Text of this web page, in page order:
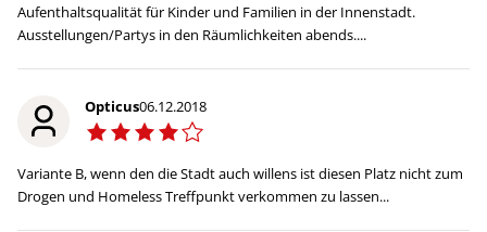
Aufenthaltsqualität für Kinder und Familien in der Innenstadt.
Ausstellungen/Partys in den Räumlichkeiten abends....
Opticus06.12.2018
Variante B, wenn den die Stadt auch willens ist diesen Platz nicht zum
Drogen und Homeless Treffpunkt verkommen zu lassen...